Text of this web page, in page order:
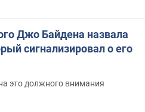
Джо Байдена назвала
сигнализировал о его
это должного внимания